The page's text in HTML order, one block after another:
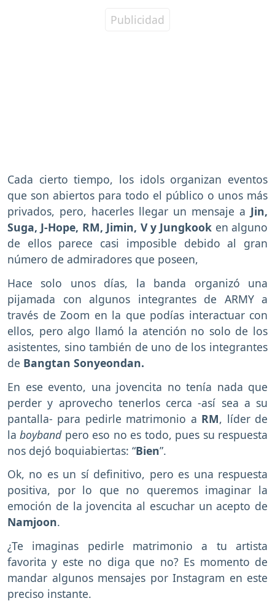
Cada cierto tiempo, los idols organizan eventos
que son abiertos para todo el público o unos más
privados, pero, hacerles llegar un mensaje a Jin,
Suga, J-Hope, RM, Jimin, V y Jungkook en alguno
de ellos parece casi imposible debido al gran
número de admiradores que poseen,
Hace solo unos días, la banda organizó una
pijamada con algunos integrantes de ARMY a
través de Zoom en la que podías interactuar con
ellos, pero algo llamó la atención no solo de los
asistentes, sino también de uno de los integrantes
de Bangtan Sonyeondan.
En ese evento, una jovencita no tenía nada que
perder y aprovecho tenerlos cerca -así sea a su
pantalla- para pedirle matrimonio a RM, líder de
laboyband pero eso no es todo, pues su respuesta
nos dejó boquiabiertas: “Bien”.
Ok, no es un sí definitivo, pero es una respuesta
positiva, por lo que no queremos imaginar la
emoción de la jovencita al escuchar un acepto de
Namjoon.
¿Te imaginas pedirle matrimonio a tu artista
favorita y este no diga que no? Es momento de
mandar algunos mensajes por Instagram en este
preciso instante.